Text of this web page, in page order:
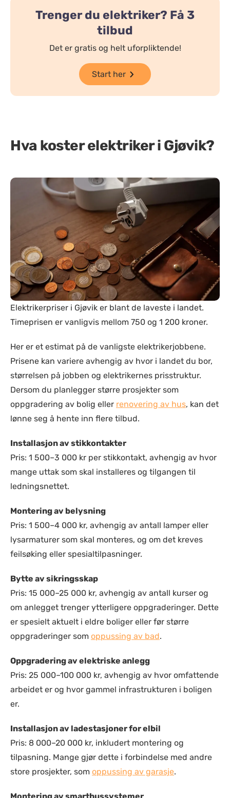
Trenger du elektriker? Få 3
tilbud
Det er gratis og helt uforpliktende!
Start her
Hva koster elektriker i Gjøvik?
Elektrikerpriser i Gjøvik er blant de laveste i landet.
Timeprisen er vanligvis mellom 750 og 1 200 kroner.
Her er et estimat på de vanligste elektrikerjobbene.
Prisene kan variere avhengig av hvor i landet du bor,
størrelsen på jobben og elektrikernes prisstruktur.
Dersom du planlegger større prosjekter som
oppgradering av bolig eller renovering av hus, kan det
lønne seg å hente inn flere tilbud.
Installasjon av stikkontakter
Pris: 1 500–3 000 kr per stikkontakt, avhengig av hvor
mange uttak som skal installeres og tilgangen til
ledningsnettet.
Montering av belysning
Pris: 1 500–4 000 kr, avhengig av antall lamper eller
lysarmaturer som skal monteres, og om det kreves
feilsøking eller spesialtilpasninger.
Bytte av sikringsskap
Pris: 15 000–25 000 kr, avhengig av antall kurser og
om anlegget trenger ytterligere oppgraderinger. Dette
er spesielt aktuelt i eldre boliger eller før større
oppgraderinger som oppussing av bad.
Oppgradering av elektriske anlegg
Pris: 25 000–100 000 kr, avhengig av hvor omfattende
arbeidet er og hvor gammel infrastrukturen i boligen
er.
Installasjon av ladestasjoner for elbil
Pris: 8 000–20 000 kr, inkludert montering og
tilpasning. Mange gjør dette i forbindelse med andre
store prosjekter, som oppussing av garasje.